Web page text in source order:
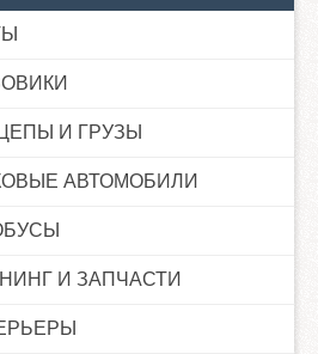
И ГРУЗЫ
АВТОМОБИЛИ
И ЗАПЧАСТИ